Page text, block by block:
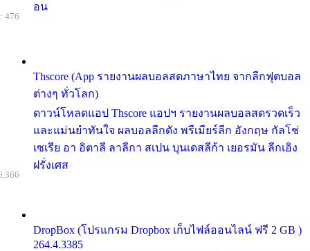
อน
Thscore (App รายงานผลบอลสดภาษาไทย จากลีกฟุตบอล
ต่างๆ ทั่วโลก)
ดาวน์โหลดแอป Thscore แอปฯ รายงานผลบอลสดรวดเร็ว
และแม่นยำทันใจ ผลบอลลีกดัง พรีเมียร์ลีก อังกฤษ กัลโช่
เซเรีย อา อิตาลี ลาลีกา สเปน บุนเดสลีก้า เยอรมัน ลีกเอิง
ฝรั่งเศส
476
DropBox (โปรแกรม Dropbox เก็บไฟล์ออนไลน์ ฟรี 2 GB )
264.4.3385